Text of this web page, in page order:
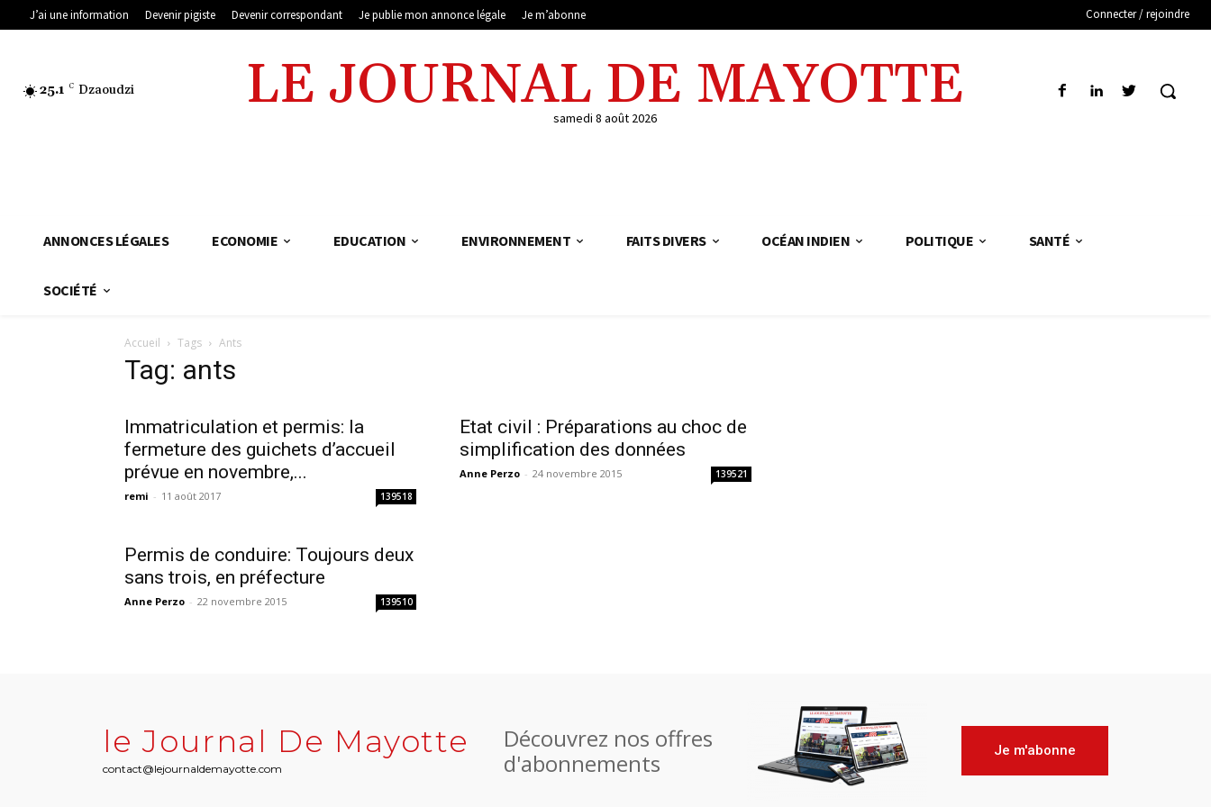
J’ai une information Devenir pigiste Devenir correspondant Je publie mon annonce légale Je m’abonne Connecter / rejoindre
25.1 C Dzaoudzi LE JOURNAL DE MAYOTTE
samedi 8 août 2026
ANNONCES LÉGALES ECONOMIE EDUCATION ENVIRONNEMENT FAITS DIVERS OCÉAN INDIEN POLITIQUE SANTÉ
SOCIÉTÉ
Accueil Tags Ants
Tag: ants
Immatriculation et permis: la
fermeture des guichets d’accueil
prévue en novembre,...
remi - 11 août 2017 139518
Etat civil : Préparations au choc de
simplification des données
Anne Perzo - 24 novembre 2015 139521
Permis de conduire: Toujours deux
sans trois, en préfecture
Anne Perzo - 22 novembre 2015 139510
le Journal De Mayotte
contact@lejournaldemayotte.com
Découvrez nos offres
d'abonnements
Je m'abonne